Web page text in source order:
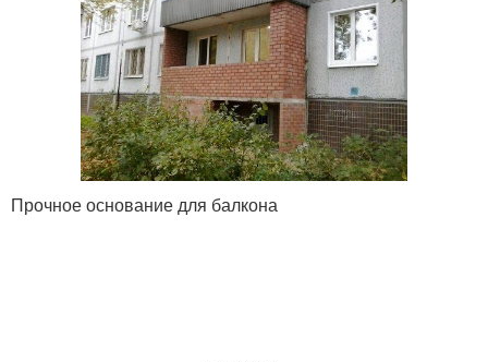
Прочное основание для балкона